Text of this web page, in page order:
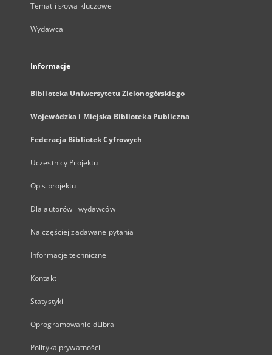
Temat i słowa kluczowe
Wydawca
Informacje
Biblioteka Uniwersytetu Zielonogórskiego
Wojewódzka i Miejska Biblioteka Publiczna
Federacja Bibliotek Cyfrowych
Uczestnicy Projektu
Opis projektu
Dla autorów i wydawców
Najczęściej zadawane pytania
Informacje techniczne
Kontakt
Statystyki
Oprogramowanie dLibra
Polityka prywatności